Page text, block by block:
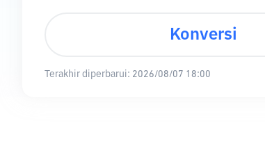
Konversi
Terakhir diperbarui: 2026/08/07 18:00